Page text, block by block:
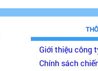
Giới thiệu công
Chính sách